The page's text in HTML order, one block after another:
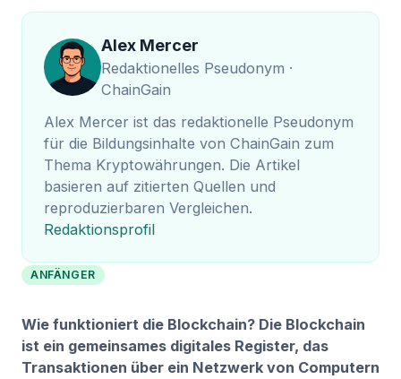
Alex Mercer
Redaktionelles Pseudonym ·
ChainGain
Alex Mercer ist das redaktionelle Pseudonym
für die Bildungsinhalte von ChainGain zum
Thema Kryptowährungen. Die Artikel
basieren auf zitierten Quellen und
reproduzierbaren Vergleichen.
Redaktionsprofil
ANFÄNGER
Wie funktioniert die Blockchain? Die Blockchain
ist ein gemeinsames digitales Register, das
Transaktionen über ein Netzwerk von Computern